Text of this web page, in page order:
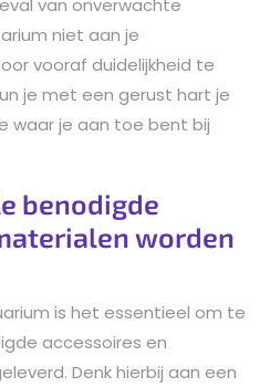
niet aan je
vooraf duidelijkheid te
je met een gerust hart je
waar je aan toe bent bij
benodigde
worden
is het essentieel om te
accessoires en
Denk hierbij aan een